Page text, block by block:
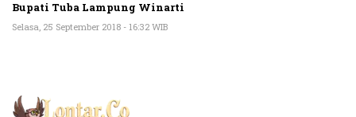
Bupati Tuba Lampung Winarti
Selasa, 25 September 2018 - 16:32 WIB